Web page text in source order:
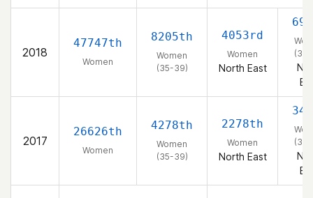
2018
47747th
Women
8205th
Women
(35-39)
4053rd
Women
North East
2017
26626th
Women
4278th
Women
(35-39)
2278th
Women
North East